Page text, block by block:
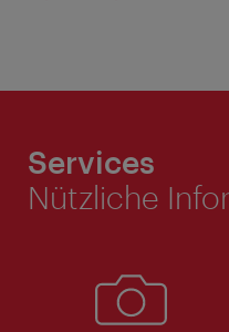
Services
Nützliche